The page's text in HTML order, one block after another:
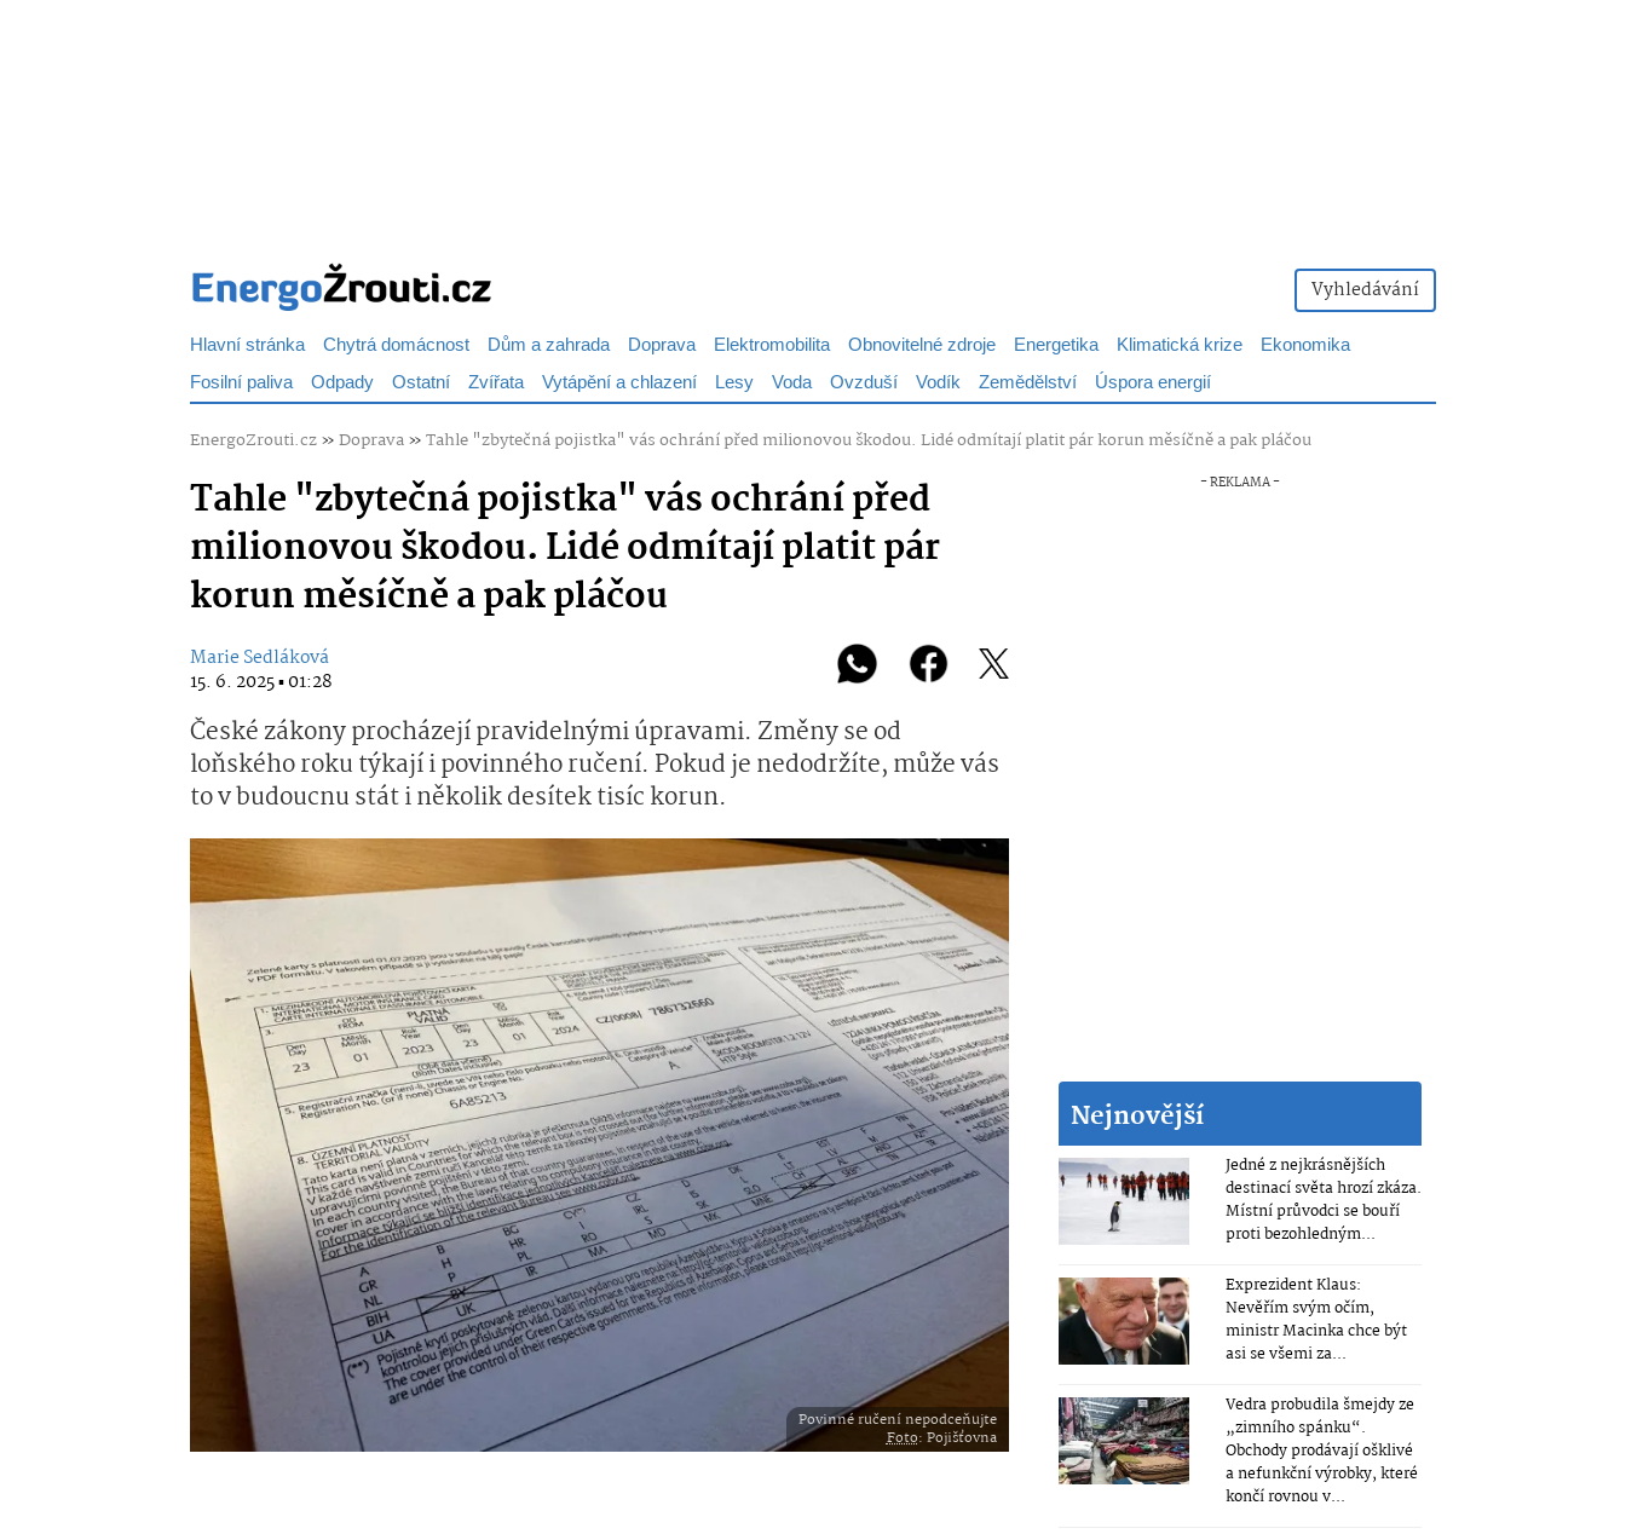
Vyhledávání
Hlavní stránka Chytrá domácnost Dům a zahrada Doprava Elektromobilita Obnovitelné zdroje Energetika Klimatická krize
Ekonomika
Fosilní paliva Odpady Ostatní Zvířata Vytápění a chlazení Lesy Voda Ovzduší Vodík Zemědělství Úspora energií
EnergoZrouti.cz»Doprava»Tahle "zbytečná pojistka" vás ochrání před milionovou škodou. Lidé odmítají platit pár korun měsíčně a pak pláčou
Tahle "zbytečná pojistka" vás ochrání před
milionovou škodou. Lidé odmítají platit pár
korun měsíčně a pak pláčou
Marie Sedláková
15. 6. 2025 ▪ 01:28
České zákony procházejí pravidelnými úpravami. Změny se od
loňského roku týkají i povinného ručení. Pokud je nedodržíte, může vás
to v budoucnu stát i několik desítek tisíc korun.
Povinné ručení nepodceňujte
Foto: Pojišťovna
Nejnovější
Jedné z nejkrásnějších
destinací světa hrozí zkáza.
Místní průvodci se bouří
proti bezohledným...
Exprezident Klaus:
Nevěřím svým očím,
ministr Macinka chce být
asi se všemi za...
Vedra probudila šmejdy ze
„zimního spánku“.
Obchody prodávají ošklivé
a nefunkční výrobky, které
končí rovnou v...